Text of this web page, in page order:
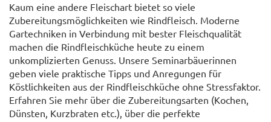
Kaum eine andere Fleischart bietet so viele
Zubereitungsmöglichkeiten wie Rindfleisch. Moderne
Gartechniken in Verbindung mit bester Fleischqualität
machen die Rindfleischküche heute zu einem
unkomplizierten Genuss. Unsere Seminarbäuerinnen
geben viele praktische Tipps und Anregungen für
Köstlichkeiten aus der Rindfleischküche ohne Stressfaktor.
Erfahren Sie mehr über die Zubereitungsarten (Kochen,
Dünsten, Kurzbraten etc.), über die perfekte